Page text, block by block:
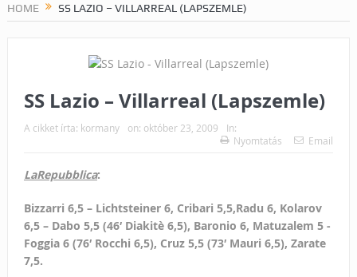
HOME SS LAZIO – VILLARREAL (LAPSZEMLE)
SS Lazio – Villarreal (Lapszemle)
A cikket írta: kormany on: október 23, 2009
In:
Nyomtatás
Email
LaRepubblica:
Bizzarri 6,5 – Lichtsteiner 6, Cribari 5,5,Radu 6, Kolarov
6,5 – Dabo 5,5 (46′ Diakitè 6,5), Baronio 6, Matuzalem 5 -
Foggia 6 (76′ Rocchi 6,5), Cruz 5,5 (73′ Mauri 6,5), Zarate
7,5.